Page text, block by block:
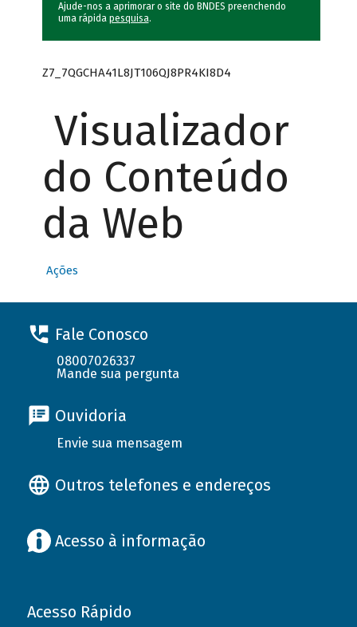
Ajude-nos a aprimorar o site do BNDES preenchendo
uma rápida pesquisa.
Z7_7QGCHA41L8JT106QJ8PR4KI8D4
Visualizador
do Conteúdo
da Web
Ações
Fale Conosco
08007026337
Mande sua pergunta
Ouvidoria
Envie sua mensagem
Outros telefones e endereços
Acesso à informação
Acesso Rápido